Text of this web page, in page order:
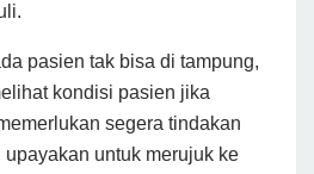
pasien tak bisa di tampung,
kondisi pasien jika
segera tindakan
untuk merujuk ke